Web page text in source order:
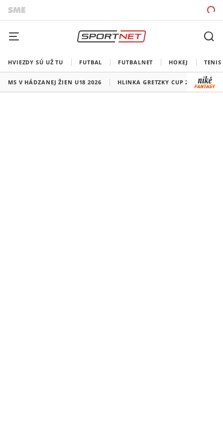
HVIEZDY SÚ UŽ TU FUTBAL FUTBALNET HOKEJ TENIS
MS V HÁDZANEJ ŽIEN U18 2026 HLINKA GRETZKY CUP 2026